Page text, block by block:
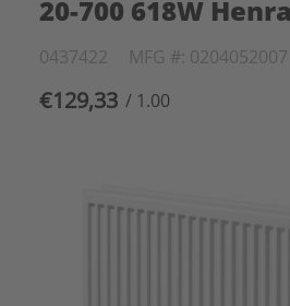
20-700 618W
0437422 MFG #: 0204052007
€129,33 / 1.00